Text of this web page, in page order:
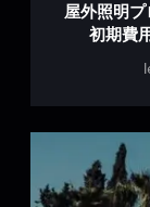
屋外照明
初期費